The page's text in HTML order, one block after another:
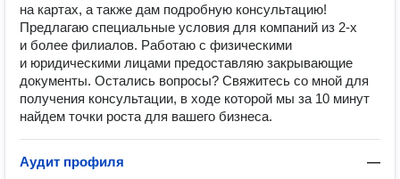
на картах, а также дам подробную консультацию!
Предлагаю специальные условия для компаний из 2-х
и более филиалов. Работаю с физическими
и юридическими лицами предоставляю закрывающие
документы. Остались вопросы? Свяжитесь со мной для
получения консультации, в ходе которой мы за 10 минут
найдем точки роста для вашего бизнеса.
Аудит профиля —